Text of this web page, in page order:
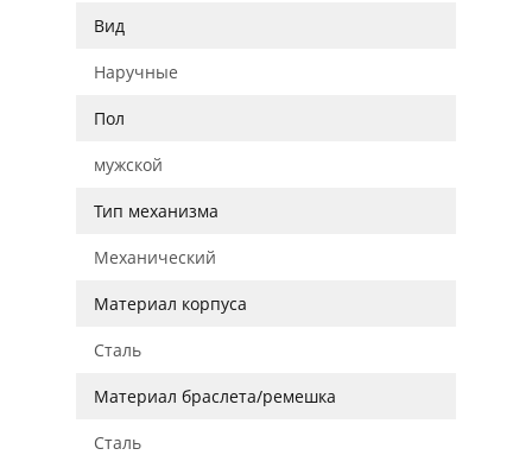
Вид
Наручные
Пол
мужской
Тип механизма
Механический
Материал корпуса
Сталь
Материал браслета/ремешка
Сталь